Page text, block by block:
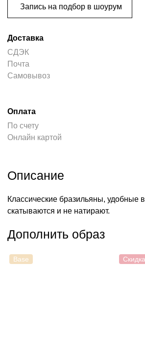
Запись на подбор в шоурум
Доставка
СДЭК
Почта
Самовывоз
Оплата
По счету
Онлайн картой
Описание
Классические бразильяны, удобные
скатываются и не натирают.
Дополнить образ
Base Скидка